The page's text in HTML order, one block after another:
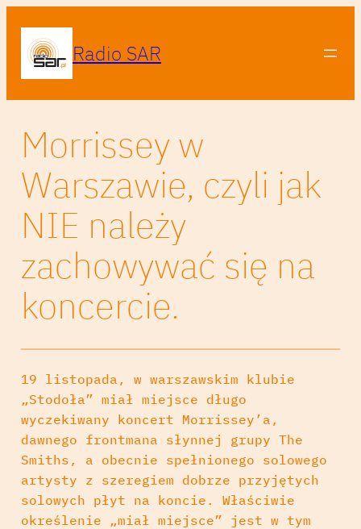
Radio SAR
Morrissey w
Warszawie, czyli jak
NIE należy
zachowywać się na
koncercie.
19 listopada, w warszawskim klubie
„Stodoła” miał miejsce długo
wyczekiwany koncert Morrissey’a,
dawnego frontmana słynnej grupy The
Smiths, a obecnie spełnionego solowego
artysty z szeregiem dobrze przyjętych
solowych płyt na koncie. Właściwie
określenie „miał miejsce” jest w tym